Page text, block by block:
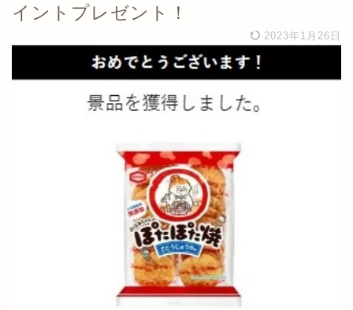
イントプレゼント！
2023年1月26日